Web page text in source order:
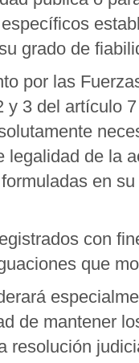
grado de
por las
y 3 del artículo
legalidad de la
en
con
que
de mantener
resolución